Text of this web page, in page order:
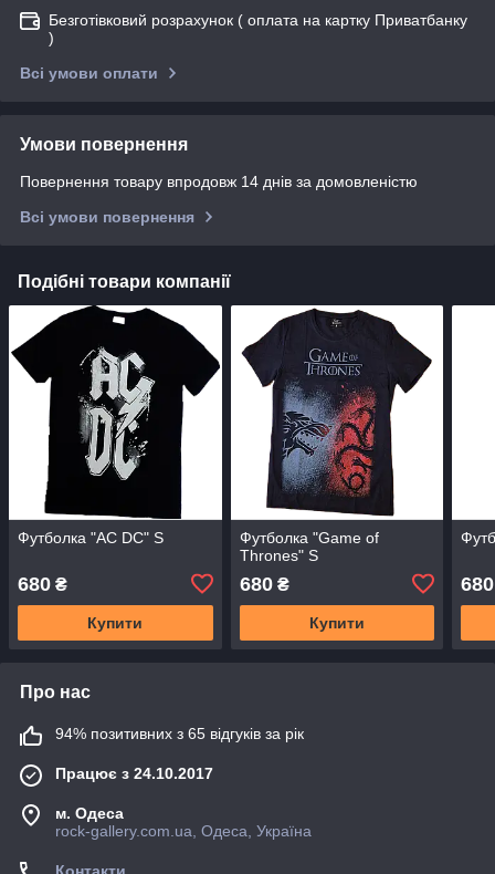
Безготівковий розрахунок ( оплата на картку Приватбанку
)
Всі умови оплати
Умови повернення
Повернення товару впродовж 14 днів за домовленістю
Всі умови повернення
Подібні товари компанії
Футболка "AC DC" S
680 ₴
Купити
Футболка "Game of
Thrones" S
680₴
Купити
680
Про нас
94% позитивних з 65 відгуків за рік
Працює з 24.10.2017
м. Одеса
rock-gallery.com.ua, Одеса, Україна